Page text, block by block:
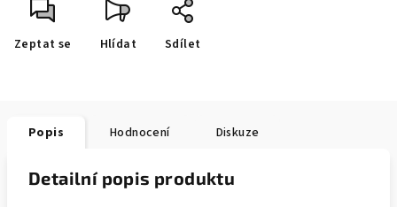
Zeptat se Hlídat Sdílet
Popis Hodnocení Diskuze
Detailní popis produktu